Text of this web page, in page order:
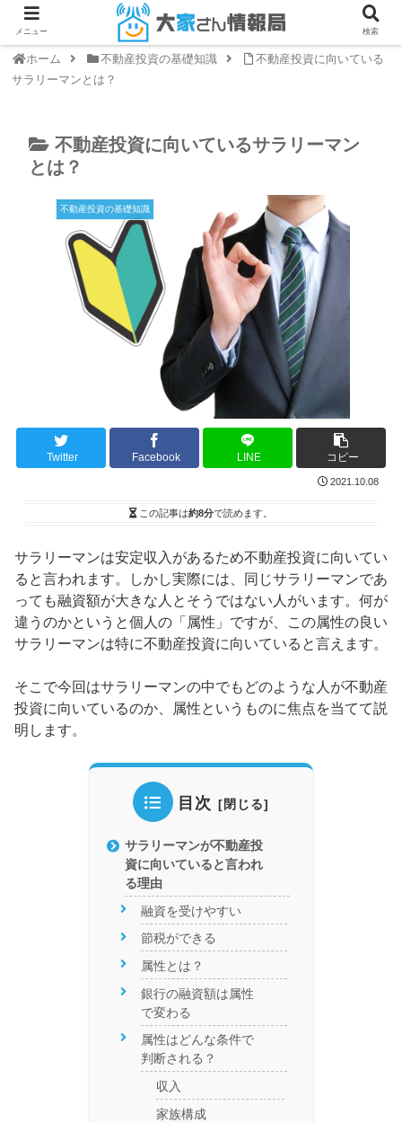
ホーム 不動産投資の基礎知識
不動産投資に向いている
サラリーマンとは？
不動産投資に向いているサラリーマン
とは？
不動産投資の基礎知識
Twitter Facebook LINE コピー
2021.10.08
この記事は約8分で読めます。
サラリーマンは安定収入があるため不動産投資に向いてい
ると言われます。しかし実際には、同じサラリーマンであ
っても融資額が大きな人とそうではない人がいます。何が
違うのかというと個人の「属性」ですが、この属性の良い
サラリーマンは特に不動産投資に向いていると言えます。
そこで今回はサラリーマンの中でもどのような人が不動産
投資に向いているのか、属性というものに焦点を当てて説
明します。
目次
サラリーマンが不動産投
資に向いていると言われ
る理由
融資を受けやすい
節税ができる
属性とは？
銀行の融資額は属性
で変わる
属性はどんな条件で
判断される？
収入
家族構成
メニュー 検索